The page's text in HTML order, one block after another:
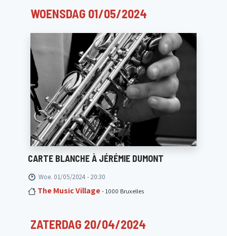
WOENSDAG 01/05/2024
CARTE BLANCHE À JÉRÉMIE DUMONT
Woe. 01/05/2024 - 20:30
The Music Village- 1000 Bruxelles
ZATERDAG 20/04/2024